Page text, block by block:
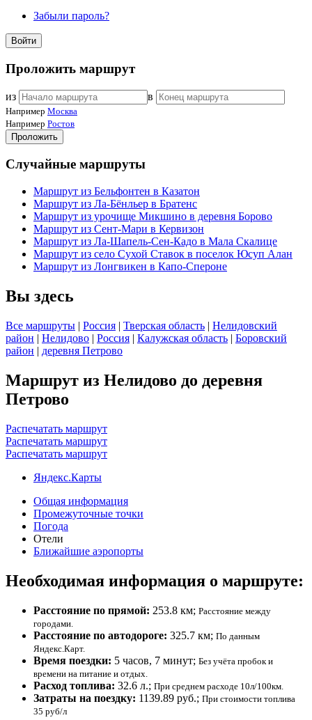
Забыли пароль?
Проложить маршрут
из в
Например Москва
Например Ростов
Проложить
Случайные маршруты
Маршрут из Бельфонтен в Казатон
Маршрут из Ла-Бёнльер в Братенс
Маршрут из урочище Микшино в деревня Борово
Маршрут из Сент-Мари в Кервизон
Маршрут из Ла-Шапель-Сен-Кадо в Мала Скалице
Маршрут из село Сухой Ставок в поселок Юсуп Алан
Маршрут из Лонгвикен в Капо-Спероне
Вы здесь
Все маршруты | Россия | Тверская область | Нелидовский
район | Нелидово | Россия | Калужская область | Боровский
район | деревня Петрово
Маршрут из Нелидово до деревня
Петрово
Распечатать маршрут
Распечатать маршрут
Распечатать маршрут
Яндекс.Карты
Общая информация
Промежуточные точки
Погода
Отели
Ближайшие аэропорты
Необходимая информация о маршруте:
Расстояние по прямой: 253.8 км; Расстояние между
городами.
Расстояние по автодороге: 325.7 км; По данным
Яндекс.Карт.
Время поездки: 5 часов, 7 минут; Без учёта пробок и
времени на питание и отдых.
Расход топлива: 32.6 л.; При среднем расходе 10л/100км.
Затраты на поездку: 1139.89 руб.; При стоимости топлива
35 руб/л